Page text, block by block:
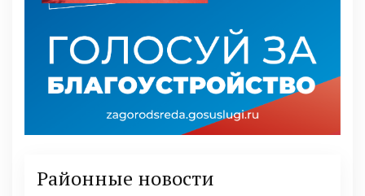
Районные новости